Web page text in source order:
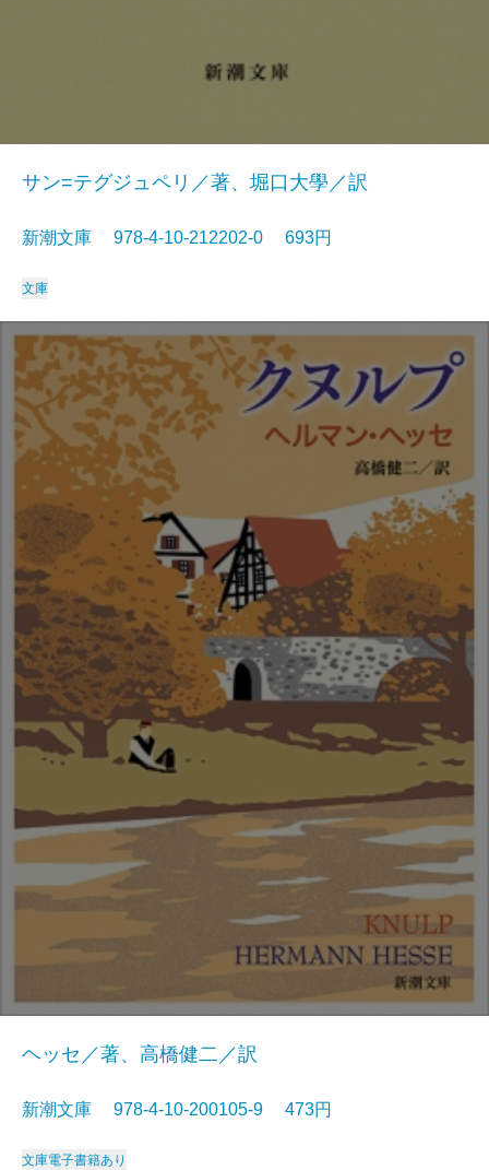
サン=テグジュペリ／著、堀口大學／訳
新潮文庫 978-4-10-212202-0 693円
文庫
ヘッセ／著、高橋健二／訳
新潮文庫 978-4-10-200105-9 473円
文庫電子書籍あり